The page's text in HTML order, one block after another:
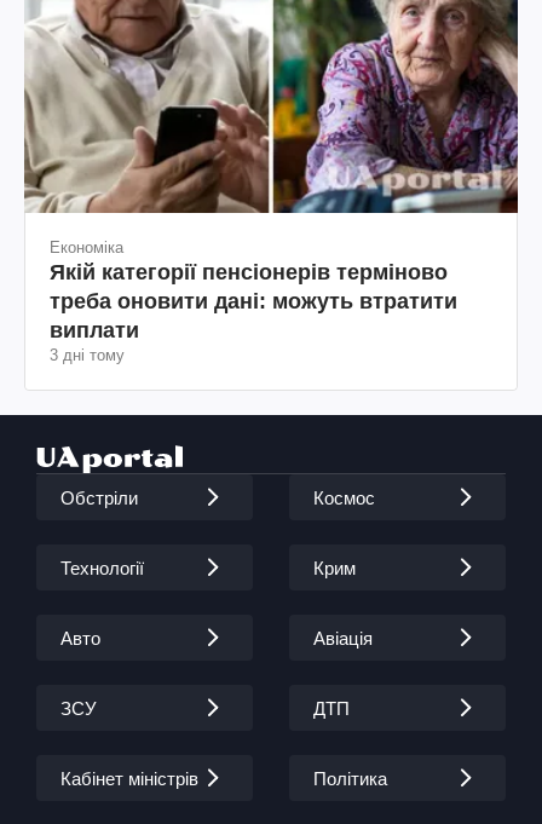
Економіка
Якій категорії пенсіонерів терміново
треба оновити дані: можуть втратити
виплати
3 дні тому
Обстріли Космос
Технології Крим
Авто Авіація
ЗСУ ДТП
Кабінет міністрів Політика